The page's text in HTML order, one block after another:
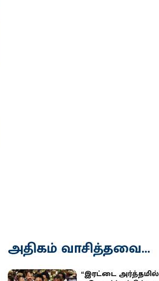
அதிகம் வாசித்தவை...
“இரட்டை